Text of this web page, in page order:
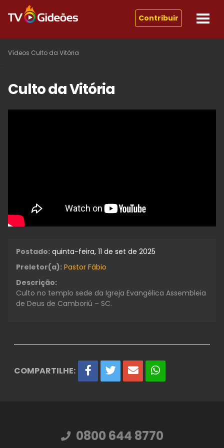
Contribuir
Vídeos Culto da Vitória
Culto da Vitória
Postado: quinta-feira, 11 de set de 2025
Preletor(a): Pastor Fábio
Descrição:
Culto no templo sede da Igreja Evangélica Assembleia
de Deus de Camboriú – SC.
COMPARTILHE:
0800 644 8770